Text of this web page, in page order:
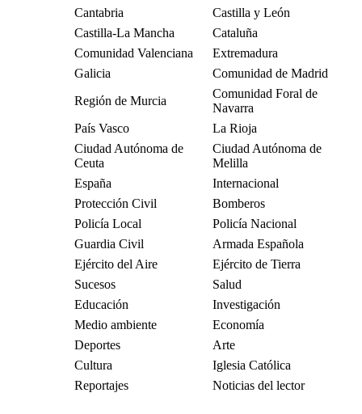
Cantabria
Castilla y León
Castilla-La Mancha
Cataluña
Comunidad Valenciana
Extremadura
Galicia
Comunidad de Madrid
Región de Murcia
Comunidad Foral de
Navarra
País Vasco
La Rioja
Ciudad Autónoma de
Ceuta
Ciudad Autónoma de
Melilla
España
Internacional
Protección Civil
Bomberos
Policía Local
Policía Nacional
Guardia Civil
Armada Española
Ejército del Aire
Ejército de Tierra
Sucesos
Salud
Educación
Investigación
Medio ambiente
Economía
Deportes
Arte
Cultura
Iglesia Católica
Reportajes
Noticias del lector